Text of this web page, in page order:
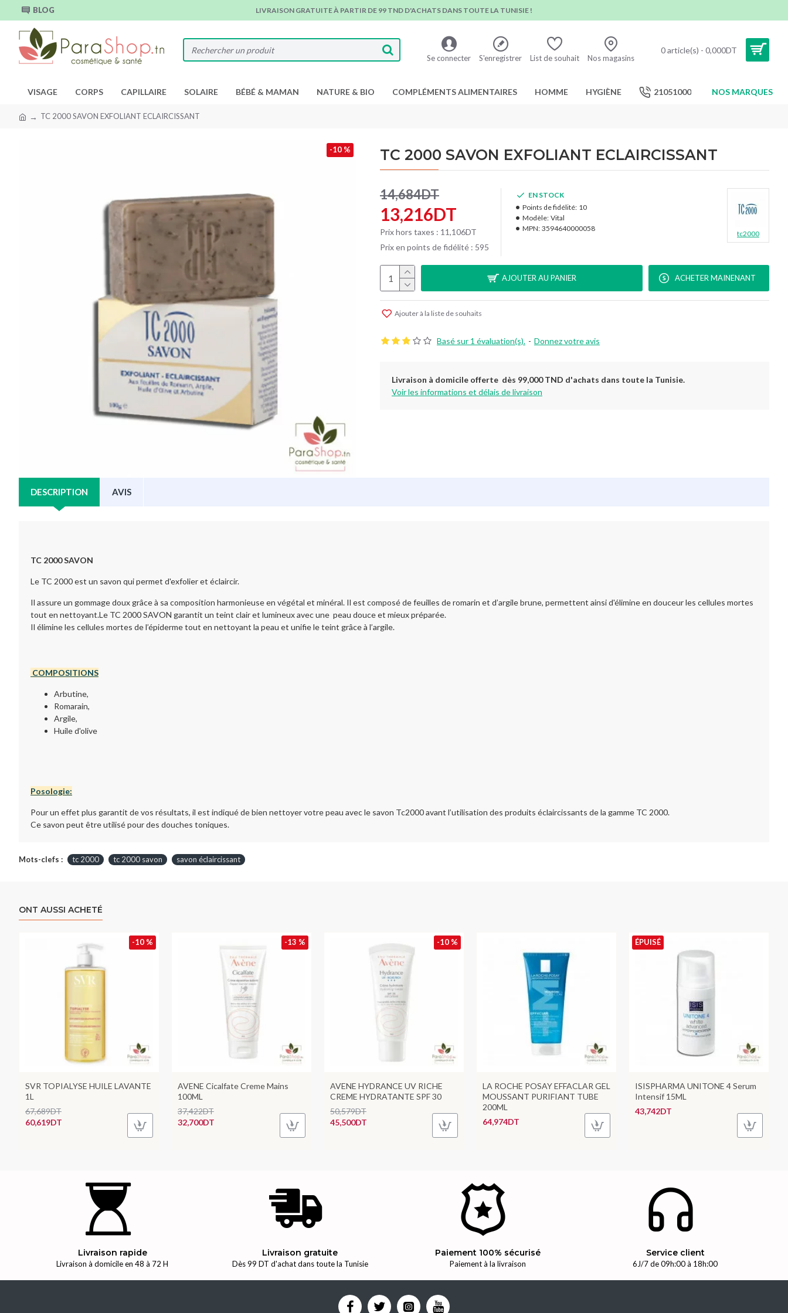
BLOG LIVRAISON GRATUITE À PARTIR DE 99 TND D'ACHATS DANS TOUTE LA TUNISIE !
Se connecter S'enregistrer List de souhait Nos magasins
0 article(s) - 0,000DT
VISAGE CORPS CAPILLAIRE SOLAIRE BÉBÉ & MAMAN NATURE & BIO COMPLÉMENTS ALIMENTAIRES HOMME HYGIÈNE 21051000 NOS MARQUES
TC 2000 SAVON EXFOLIANT ECLAIRCISSANT
-10 % TC 2000 SAVON EXFOLIANT ECLAIRCISSANT
Basé sur 1 évaluation(s). - Donnez votre avis
13,216DT
14,684DT
Prix hors taxes : 11,106DT
Prix en points de fidélité : 595
EN STOCK
Points de fidélité: 10
Modèle: Vital
MPN: 3594640000058
tc2000
AJOUTER AU PANIER ACHETER MAINENANT
Ajouter à la liste de souhaits
Livraison à domicile offerte dès 99,000 TND d'achats dans toute la Tunisie.
Voir les informations et délais de livraison
DESCRIPTION AVIS
TC 2000 SAVON
Le TC 2000 est un savon qui permet d'exfolier et éclaircir.
Il assure un gommage doux grâce à sa composition harmonieuse en végétal et minéral. Il est composé de feuilles de romarin et d’argile brune, permettent ainsi d'élimine en douceur les cellules mortes
tout en nettoyant.Le TC 2000 SAVON garantit un teint clair et lumineux avec une peau douce et mieux préparée.
Il élimine les cellules mortes de l’épiderme tout en nettoyant la peau et unifie le teint grâce à l’argile.
COMPOSITIONS
Arbutine,
Romarain,
Argile,
Huile d'olive
Posologie:
Pour un effet plus garantit de vos résultats, il est indiqué de bien nettoyer votre peau avec le savon Tc2000 avant l’utilisation des produits éclaircissants de la gamme TC 2000.
Ce savon peut être utilisé pour des douches toniques.
Mots-clefs : tc 2000 tc 2000 savon savon éclaircissant
ONT AUSSI ACHETÉ
-10 %
SVR TOPIALYSE HUILE LAVANTE
1L
60,619DT
67,689DT
-13 %
AVENE Cicalfate Creme Mains
100ML
32,700DT
37,422DT
-10 %
AVENE HYDRANCE UV RICHE
CREME HYDRATANTE SPF 30
45,500DT
50,579DT
LA ROCHE POSAY EFFACLAR GEL
MOUSSANT PURIFIANT TUBE
200ML
64,974DT
ÉPUISÉ
ISISPHARMA UNITONE 4 Serum
Intensif 15ML
43,742DT
Livraison rapide
Livraison à domicile en 48 à 72 H
Livraison gratuite
Dès 99 DT d'achat dans toute la Tunisie
Paiement 100% sécurisé
Paiement à la livraison
Service client
6J/7 de 09h:00 à 18h:00